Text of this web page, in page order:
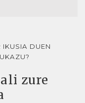
IKUSIA DUEN
zure